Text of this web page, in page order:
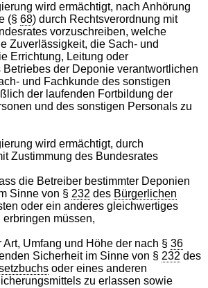
wird ermächtigt, nach Anhörung
(§68) durch Rechtsverordnung mit
vorzuschreiben, welche
Zuverlässigkeit, die Sach- und
Errichtung, Leitung oder
der Deponie verantwortlichen
und Fachkunde des sonstigen
der laufenden Fortbildung der
und des sonstigen Personals zu
wird ermächtigt, durch
Zustimmung des Bundesrates
die Betreiber bestimmter Deponien
Sinne von § 232 des Bürgerlichen
oder ein anderes gleichwertiges
müssen,
Art, Umfang und Höhe der nach §36
Sicherheit im Sinne von § 232 des
oder eines anderen
zu erlassen sowie